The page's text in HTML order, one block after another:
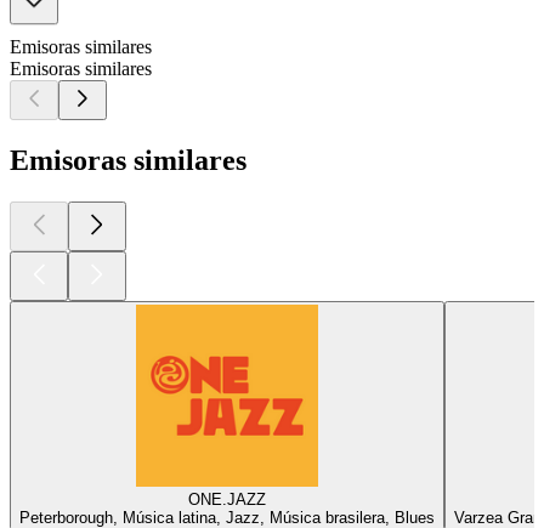
Emisoras similares
Emisoras similares
Emisoras similares
ONE.JAZZ
Peterborough, Música latina, Jazz, Música brasilera, Blues
Varzea